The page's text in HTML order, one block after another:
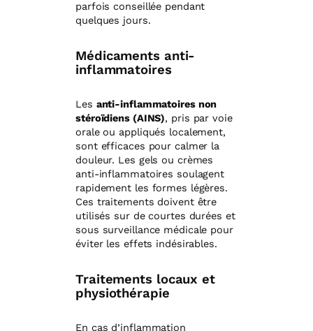
parfois conseillée pendant
quelques jours.
Médicaments anti-
inflammatoires
Les anti-inflammatoires non
stéroïdiens (AINS), pris par voie
orale ou appliqués localement,
sont efficaces pour calmer la
douleur. Les gels ou crèmes
anti-inflammatoires soulagent
rapidement les formes légères.
Ces traitements doivent être
utilisés sur de courtes durées et
sous surveillance médicale pour
éviter les effets indésirables.
Traitements locaux et
physiothérapie
En cas d’inflammation